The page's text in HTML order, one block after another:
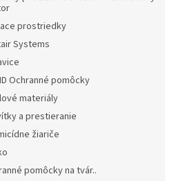
prostriedky
Systems
Ochranné pomôcky
materiály
a prestieranie
žiariče
pomôcky na tvár..